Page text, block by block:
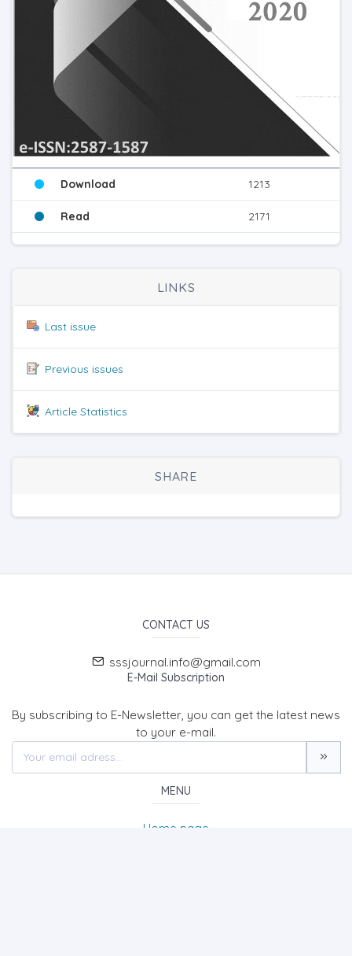
Download 1213
Read 2171
LINKS
Last issue
Previous issues
Article Statistics
SHARE
CONTACT US
sssjournal.info@gmail.com
E-Mail Subscription
By subscribing to E-Newsletter, you can get the latest news
to your e-mail.
MENU
Home page